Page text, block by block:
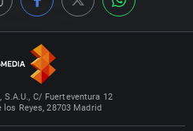
S.A.U., C/ Fuerteventura 12
los Reyes, 28703 Madrid